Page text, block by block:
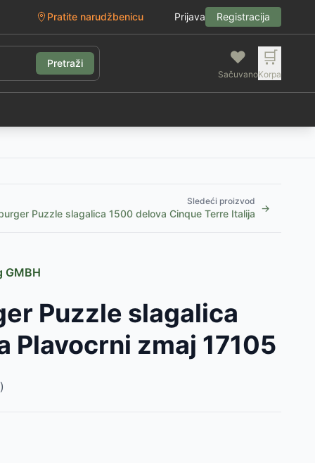
Pratite narudžbenicu Prijava Registracija
Pretraži ❤️
Sačuvano
🛒
Korpa
Sledeći proizvod
Puzzle slagalica 1500 delova Cinque Terre Italija →
GMBH
Puzzle slagalica
Plavocrni zmaj 17105